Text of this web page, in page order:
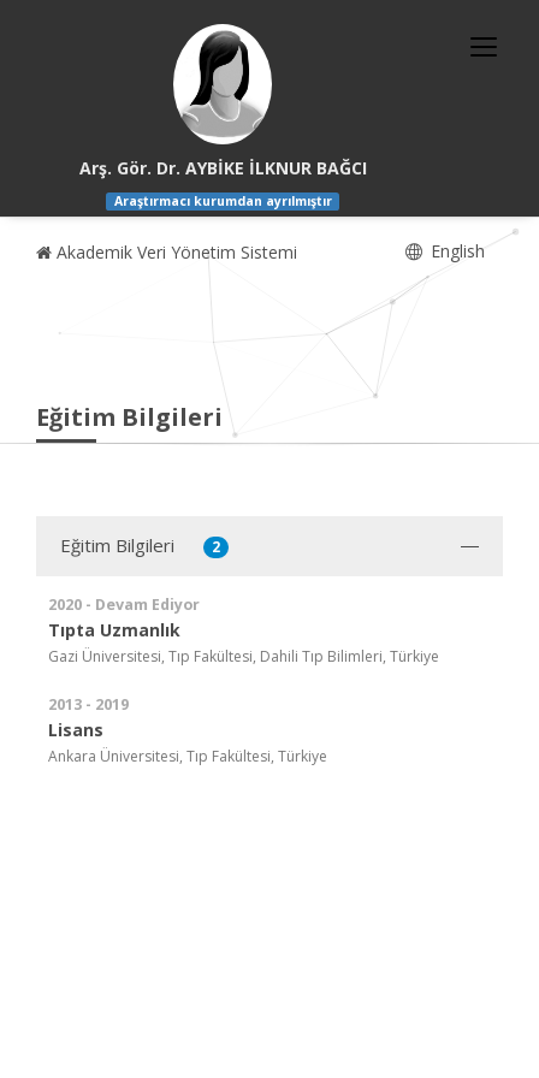
Arş. Gör. Dr. AYBİKE İLKNUR BAĞCI
Araştırmacı kurumdan ayrılmıştır
Akademik Veri Yönetim Sistemi English
Eğitim Bilgileri
Eğitim Bilgileri 2
2020 - Devam Ediyor
Tıpta Uzmanlık
Gazi Üniversitesi, Tıp Fakültesi, Dahili Tıp Bilimleri, Türkiye
2013 - 2019
Lisans
Ankara Üniversitesi, Tıp Fakültesi, Türkiye